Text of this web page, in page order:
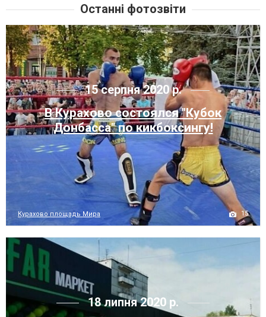
Останні фотозвіти
15 серпня 2020 р.
В Курахово состоялся "Кубок
Донбасса" по кикбоксингу!
Курахово площадь Мира 15
18 липня 2020 р.